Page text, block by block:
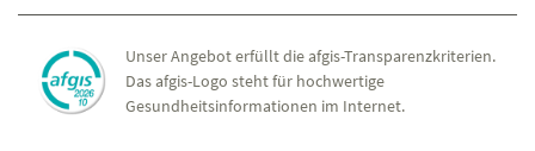
Unser Angebot erfüllt die afgis-Transparenzkriterien.
Das afgis-Logo steht für hochwertige
Gesundheitsinformationen im Internet.